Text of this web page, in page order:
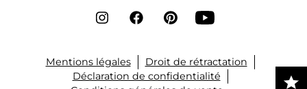
Mentions légales
Droit de rétractation
Déclaration de confidentialité